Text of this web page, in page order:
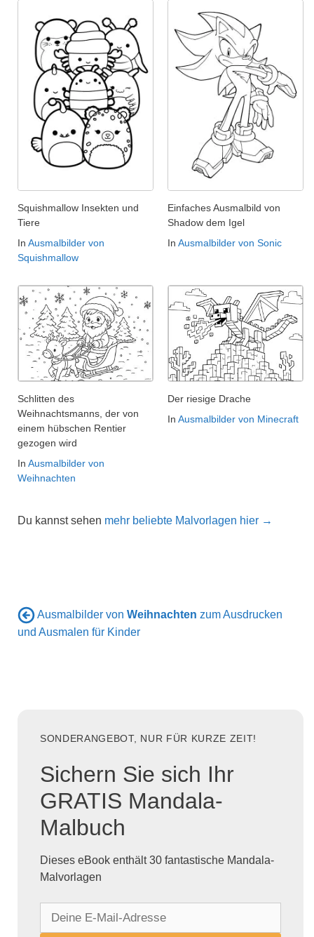
Squishmallow Insekten und
Tiere
In Ausmalbilder von
Squishmallow
Einfaches Ausmalbild von
Shadow dem Igel
In Ausmalbilder von Sonic
Schlitten des
Weihnachtsmanns, der von
einem hübschen Rentier
gezogen wird
In Ausmalbilder von
Weihnachten
Der riesige Drache
In Ausmalbilder von Minecraft
Du kannst sehen mehr beliebte Malvorlagen hier →
Ausmalbilder von Weihnachten zum Ausdrucken
und Ausmalen für Kinder
SONDERANGEBOT, NUR FÜR KURZE ZEIT!
Sichern Sie sich Ihr
GRATIS Mandala-
Malbuch
Dieses eBook enthält 30 fantastische Mandala-
Malvorlagen